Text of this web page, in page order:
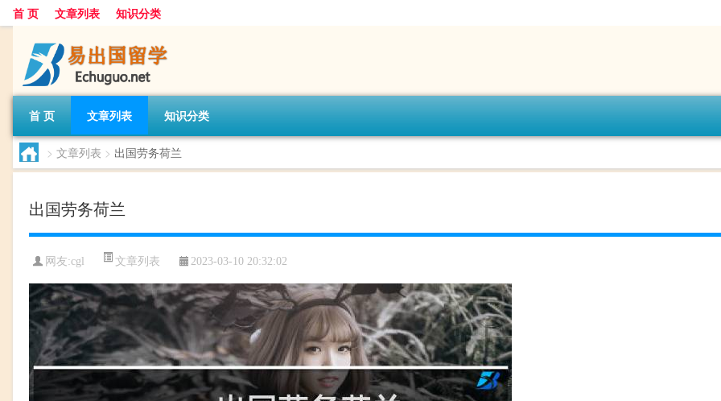
首 页 文章列表 知识分类
首 页 文章列表 知识分类
> 文章列表 > 出国劳务荷兰
出国劳务荷兰
网友:cgl 文章列表 2023-03-10 20:32:02